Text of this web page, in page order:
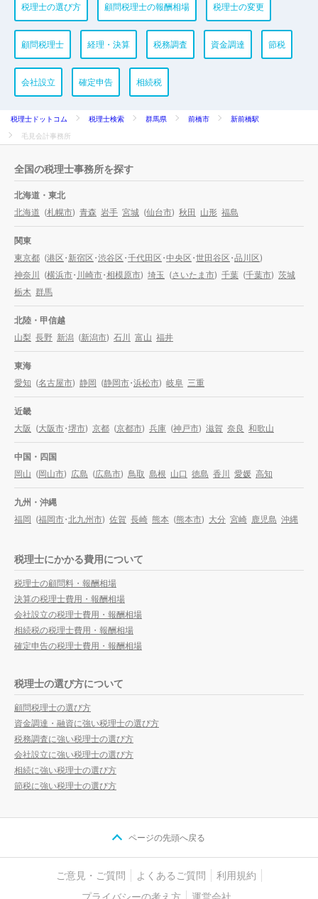
税理士の選び方 顧問税理士の報酬相場 税理士の変更
顧問税理士 経理・決算 税務調査 資金調達 節税
会社設立 確定申告 相続税
税理士ドットコム 税理士検索 群馬県 前橋市
新前橋駅
毛見会計事務所
全国の税理士事務所を探す
北海道・東北
北海道 (札幌市) 青森 岩手 宮城 (仙台市) 秋田 山形 福島
関東
東京都 (港区・新宿区・渋谷区・千代田区・中央区・世田谷区・品川区)
神奈川 (横浜市・川崎市・相模原市) 埼玉 (さいたま市) 千葉 (千葉市) 茨城
栃木 群馬
北陸・甲信越
山梨 長野 新潟 (新潟市) 石川 富山 福井
東海
愛知 (名古屋市) 静岡 (静岡市・浜松市) 岐阜 三重
近畿
大阪 (大阪市・堺市) 京都 (京都市) 兵庫 (神戸市) 滋賀 奈良 和歌山
中国・四国
岡山 (岡山市) 広島 (広島市) 鳥取 島根 山口 徳島 香川 愛媛 高知
九州・沖縄
福岡 (福岡市・北九州市) 佐賀 長崎 熊本 (熊本市) 大分 宮崎 鹿児島 沖縄
税理士にかかる費用について
税理士の顧問料・報酬相場
決算の税理士費用・報酬相場
会社設立の税理士費用・報酬相場
相続税の税理士費用・報酬相場
確定申告の税理士費用・報酬相場
税理士の選び方について
顧問税理士の選び方
資金調達・融資に強い税理士の選び方
税務調査に強い税理士の選び方
会社設立に強い税理士の選び方
相続に強い税理士の選び方
節税に強い税理士の選び方
ページの先頭へ戻る
ご意見・ご質問 よくあるご質問
利用規約
プライバシーの考え方
運営会社